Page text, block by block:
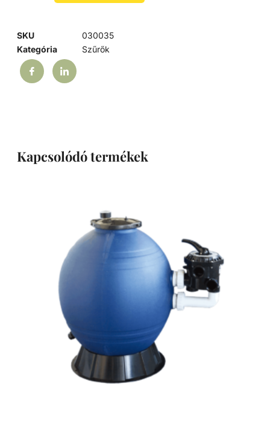
SKU
030035
Kategória
Szűrők
Kapcsolódó termékek